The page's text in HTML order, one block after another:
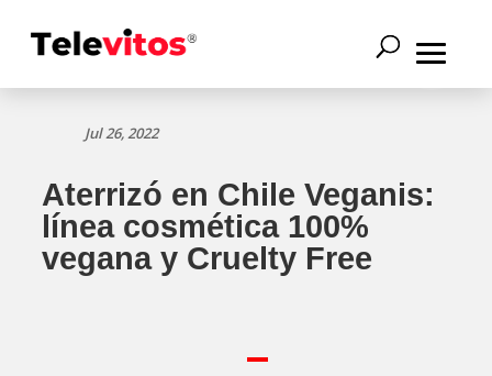
Jul 26, 2022
Aterrizó en Chile Veganis:
línea cosmética 100%
vegana y Cruelty Free